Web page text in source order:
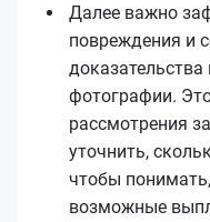
Далее важно
повреждения и
фотографии.
рассмотрения
уточнить,
чтобы
возможные